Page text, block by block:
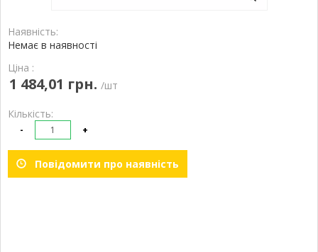
Наявність:
Немає в наявності
Ціна :
1 484,01 грн. /шт
Кількість:
- +
Повідомити про наявність